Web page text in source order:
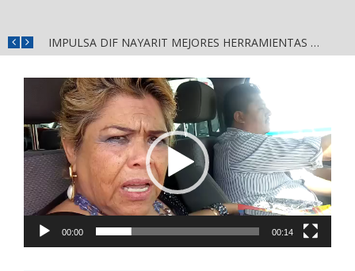
IMPULSA DIF NAYARIT MEJORES HERRAMIENTAS DE APRENDIZAJE PARA ESCUELAS DE CUATRO MUNICIPIOS
Reproductor
vídeo
00:00 00:14